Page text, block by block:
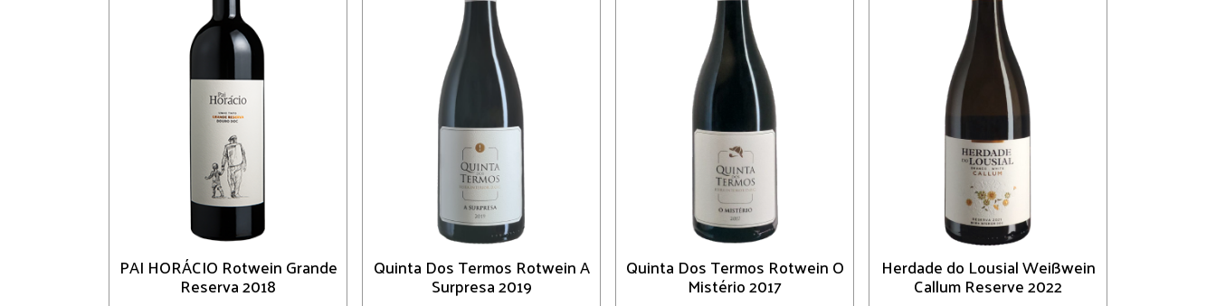
PAI HORÁCIO Rotwein Grande
Reserva 2018
Quinta Dos Termos Rotwein A
Surpresa 2019
Quinta Dos Termos Rotwein O
Mistério 2017
Herdade do Lousial Weißwein
Callum Reserve 2022